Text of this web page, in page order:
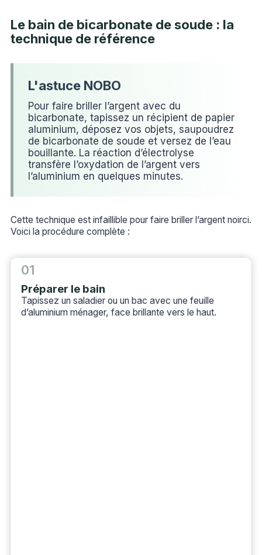
Le bain de bicarbonate de soude : la
technique de référence
Pour faire briller l’argent avec du
bicarbonate, tapissez un récipient de papier
aluminium, déposez vos objets, saupoudrez
de bicarbonate de soude et versez de l’eau
bouillante. La réaction d’électrolyse
transfère l’oxydation de l’argent vers
l’aluminium en quelques minutes.
Cette technique est infaillible pour faire briller l’argent noirci.
Voici la procédure complète :
01
Préparer le bain
Tapissez un saladier ou un bac avec une feuille
d’aluminium ménager, face brillante vers le haut.